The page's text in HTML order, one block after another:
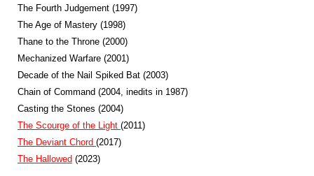
The Fourth Judgement (1997)
The Age of Mastery (1998)
Thane to the Throne (2000)
Mechanized Warfare (2001)
Decade of the Nail Spiked Bat (2003)
Chain of Command (2004, inedits in 1987)
Casting the Stones (2004)
The Scourge of the Light (2011)
The Deviant Chord (2017)
The Hallowed (2023)